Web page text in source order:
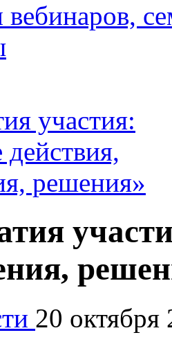
вебинаров,
20 октября